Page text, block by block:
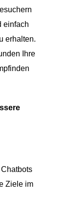
einfach
erhalten.
Ihre
Ziele im